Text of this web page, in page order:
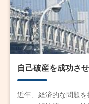
自己破産を成功さ
近年、経済的な問題